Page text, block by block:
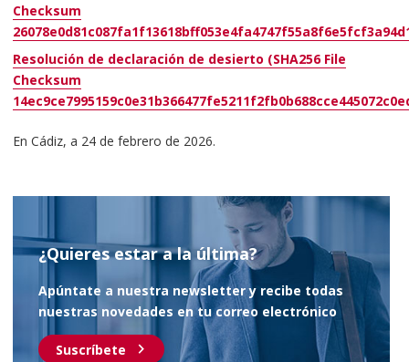
Checksum
Resolución de declaración de desierto (SHA256 File
Checksum
En Cádiz, a 24 de febrero de 2026.
¿Quieres estar a la última?
Apúntate a nuestra newsletter y recibe todas
nuestras novedades en tu correo electrónico
Suscríbete chevron_right